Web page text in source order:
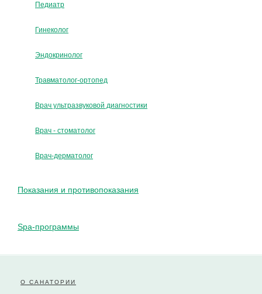
Педиатр
Гинеколог
Эндокринолог
Травматолог-ортопед
Врач ультразвуковой диагностики
Врач - стоматолог
Врач-дерматолог
Показания и противопоказания
Spa-программы
О САНАТОРИИ